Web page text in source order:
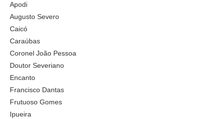
Apodi
Augusto Severo
Caicó
Caraúbas
Coronel João Pessoa
Doutor Severiano
Encanto
Francisco Dantas
Frutuoso Gomes
Ipueira